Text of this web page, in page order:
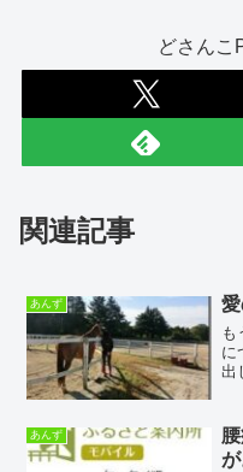
どさんこ
関連記事
あんず
も
に
出
よ
ん
あんず
が